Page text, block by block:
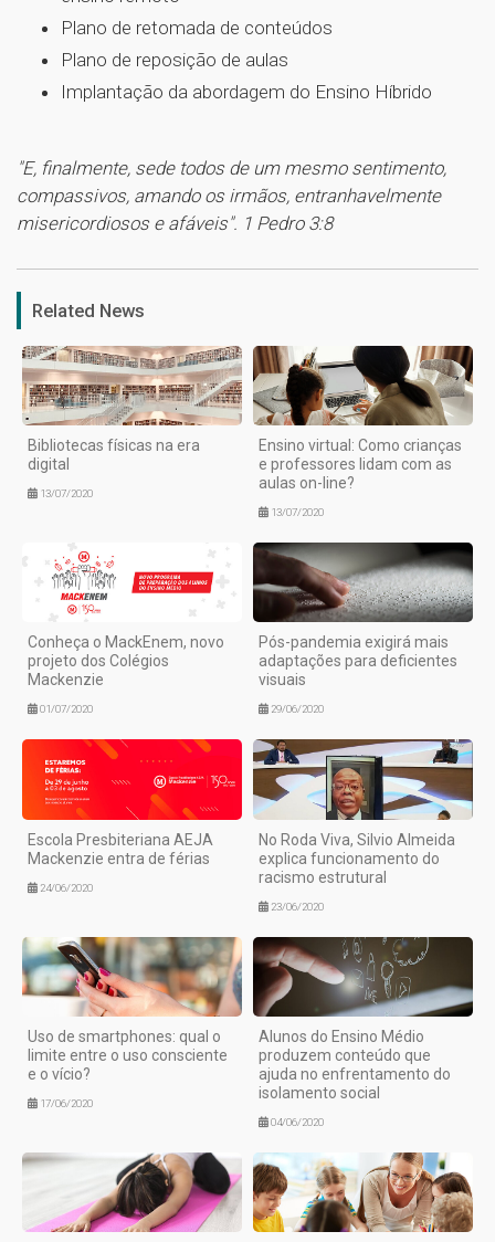
Plano de retomada de conteúdos
Plano de reposição de aulas
Implantação da abordagem do Ensino Híbrido
"E, finalmente, sede todos de um mesmo sentimento,
compassivos, amando os irmãos, entranhavelmente
misericordiosos e afáveis". 1 Pedro 3:8
1
Related News
Bibliotecas físicas na era
digital
13/07/2020
Ensino virtual: Como crianças
e professores lidam com as
aulas on-line?
13/07/2020
Conheça o MackEnem, novo
projeto dos Colégios
Mackenzie
01/07/2020
Pós-pandemia exigirá mais
adaptações para deficientes
visuais
29/06/2020
Escola Presbiteriana AEJA
Mackenzie entra de férias
24/06/2020
No Roda Viva, Silvio Almeida
explica funcionamento do
racismo estrutural
23/06/2020
Uso de smartphones: qual o
limite entre o uso consciente
e o vício?
17/06/2020
Alunos do Ensino Médio
produzem conteúdo que
ajuda no enfrentamento do
isolamento social
04/06/2020